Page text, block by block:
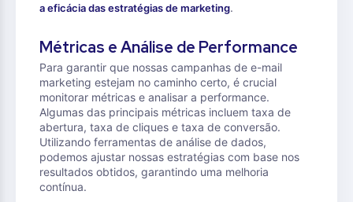
a eficácia das estratégias de marketing.
Métricas e Análise de Performance
Para garantir que nossas campanhas de e-mail
marketing estejam no caminho certo, é crucial
monitorar métricas e analisar a performance.
Algumas das principais métricas incluem taxa de
abertura, taxa de cliques e taxa de conversão.
Utilizando ferramentas de análise de dados,
podemos ajustar nossas estratégias com base nos
resultados obtidos, garantindo uma melhoria
contínua.